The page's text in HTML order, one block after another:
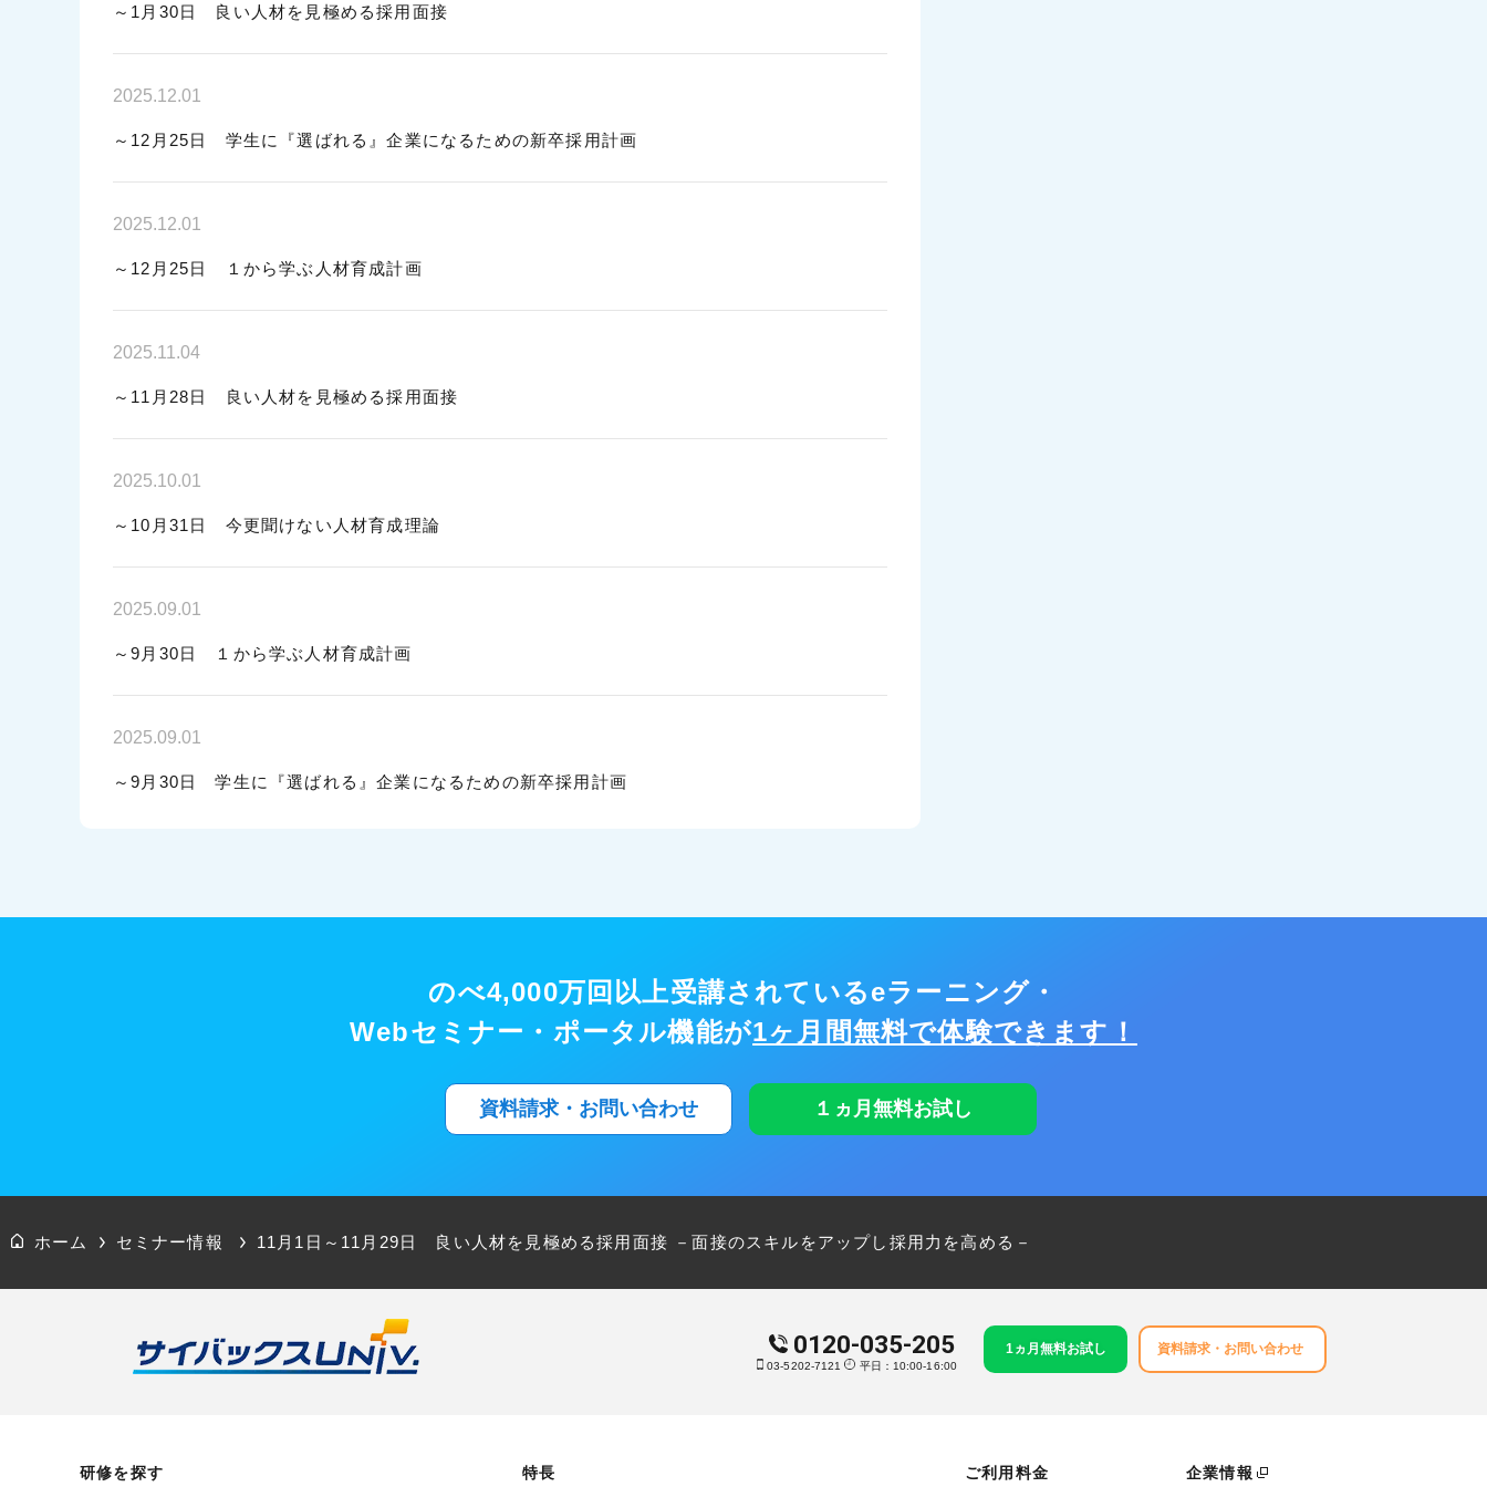
～1月30日 良い人材を見極める採用面接
2025.12.01
～12月25日 学生に『選ばれる』企業になるための新卒採用計画
2025.12.01
～12月25日 １から学ぶ人材育成計画
2025.11.04
～11月28日 良い人材を見極める採用面接
2025.10.01
～10月31日 今更聞けない人材育成理論
2025.09.01
～9月30日 １から学ぶ人材育成計画
2025.09.01
～9月30日 学生に『選ばれる』企業になるための新卒採用計画
のべ4,000万回以上受講されているeラーニング・
Webセミナー・ポータル機能が1ヶ月間無料で体験できます！
資料請求・お問い合わせ １ヵ月無料お試し
ホーム セミナー情報 11月1日～11月29日 良い人材を見極める採用面接 －面接のスキルをアップし採用力を高める－
0120-035-205
03-5202-7121 平日：10:00-16:00
1ヵ月無料お試し 資料請求・お問い合わせ
研修を探す 特長 ご利用料金 企業情報